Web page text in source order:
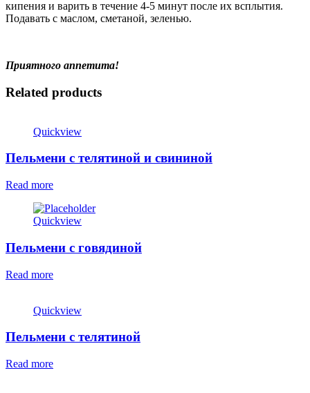
кипения и варить в течение 4-5 минут после их всплытия.
Подавать с маслом, сметаной, зеленью.
Приятного аппетита!
Related products
Quickview
Пельмени с телятиной и свининой
Read more
Quickview
Пельмени с говядиной
Read more
Quickview
Пельмени с телятиной
Read more